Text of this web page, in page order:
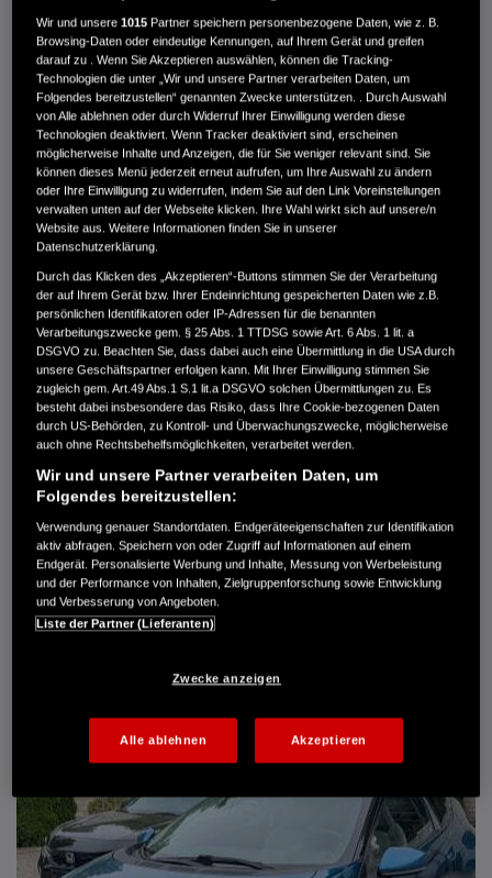
MWST. NICHT AUSWEISBAR
3.900 €
Außenfarbe
crystal black pearl
Kilometerstand
166.000 km
Kraftstoffart
Super
Getriebe
Automatik
Türen
5
Leistung
61 kW / 83 PS
Hubraum
1.339 cm³
Erstzulassung
10.2007
Bauart
Limousine
AUTO HARKE GMBH
Randersweide 59-63
21035 Hamburg
+49 40 735 935 0
DETAILS
Wir und unsere1015 Partner speichern personenbezogene Daten, wie z. B.
Browsing-Daten oder eindeutige Kennungen, auf Ihrem Gerät und greifen
darauf zu . Wenn Sie Akzeptieren auswählen, können die Tracking-
Technologien die unter „Wir und unsere Partner verarbeiten Daten, um
Folgendes bereitzustellen“ genannten Zwecke unterstützen. . Durch Auswahl
von Alle ablehnen oder durch Widerruf Ihrer Einwilligung werden diese
Technologien deaktiviert. Wenn Tracker deaktiviert sind, erscheinen
möglicherweise Inhalte und Anzeigen, die für Sie weniger relevant sind. Sie
können dieses Menü jederzeit erneut aufrufen, um Ihre Auswahl zu ändern
oder Ihre Einwilligung zu widerrufen, indem Sie auf den Link Voreinstellungen
verwalten unten auf der Webseite klicken. Ihre Wahl wirkt sich auf unsere/n
Website aus. Weitere Informationen finden Sie in unserer
Datenschutzerklärung.
Durch das Klicken des „Akzeptieren“-Buttons stimmen Sie der Verarbeitung
der auf Ihrem Gerät bzw. Ihrer Endeinrichtung gespeicherten Daten wie z.B.
persönlichen Identifikatoren oder IP-Adressen für die benannten
Verarbeitungszwecke gem. § 25 Abs. 1 TTDSG sowie Art. 6 Abs. 1 lit. a
DSGVO zu. Beachten Sie, dass dabei auch eine Übermittlung in die USA durch
unsere Geschäftspartner erfolgen kann. Mit Ihrer Einwilligung stimmen Sie
zugleich gem. Art.49 Abs.1 S.1 lit.a DSGVO solchen Übermittlungen zu. Es
besteht dabei insbesondere das Risiko, dass Ihre Cookie-bezogenen Daten
durch US-Behörden, zu Kontroll- und Überwachungszwecke, möglicherweise
auch ohne Rechtsbehelfsmöglichkeiten, verarbeitet werden.
Wir und unsere Partner verarbeiten Daten, um
Folgendes bereitzustellen:
Verwendung genauer Standortdaten. Endgeräteeigenschaften zur Identifikation
aktiv abfragen. Speichern von oder Zugriff auf Informationen auf einem
Endgerät. Personalisierte Werbung und Inhalte, Messung von Werbeleistung
und der Performance von Inhalten, Zielgruppenforschung sowie Entwicklung
und Verbesserung von Angeboten.
Liste der Partner (Lieferanten)
Zwecke anzeigen
Alle ablehnen Akzeptieren